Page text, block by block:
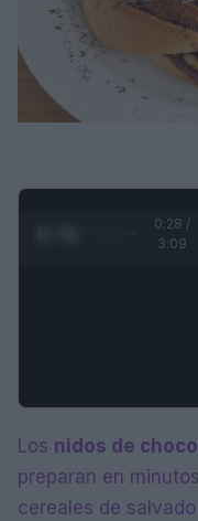
0:28 /
3:09
Los nidos de
preparan en
cereales de